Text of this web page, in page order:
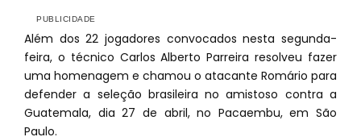
Além dos 22 jogadores convocados nesta segunda-
feira, o técnico Carlos Alberto Parreira resolveu fazer
uma homenagem e chamou o atacante Romário para
defender a seleção brasileira no amistoso contra a
Guatemala, dia 27 de abril, no Pacaembu, em São
Paulo.